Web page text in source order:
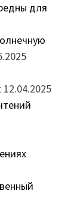
для
12.04.2025